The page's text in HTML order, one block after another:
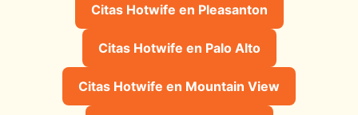
Citas Hotwife en Pleasanton
Citas Hotwife en Palo Alto
Citas Hotwife en Mountain View